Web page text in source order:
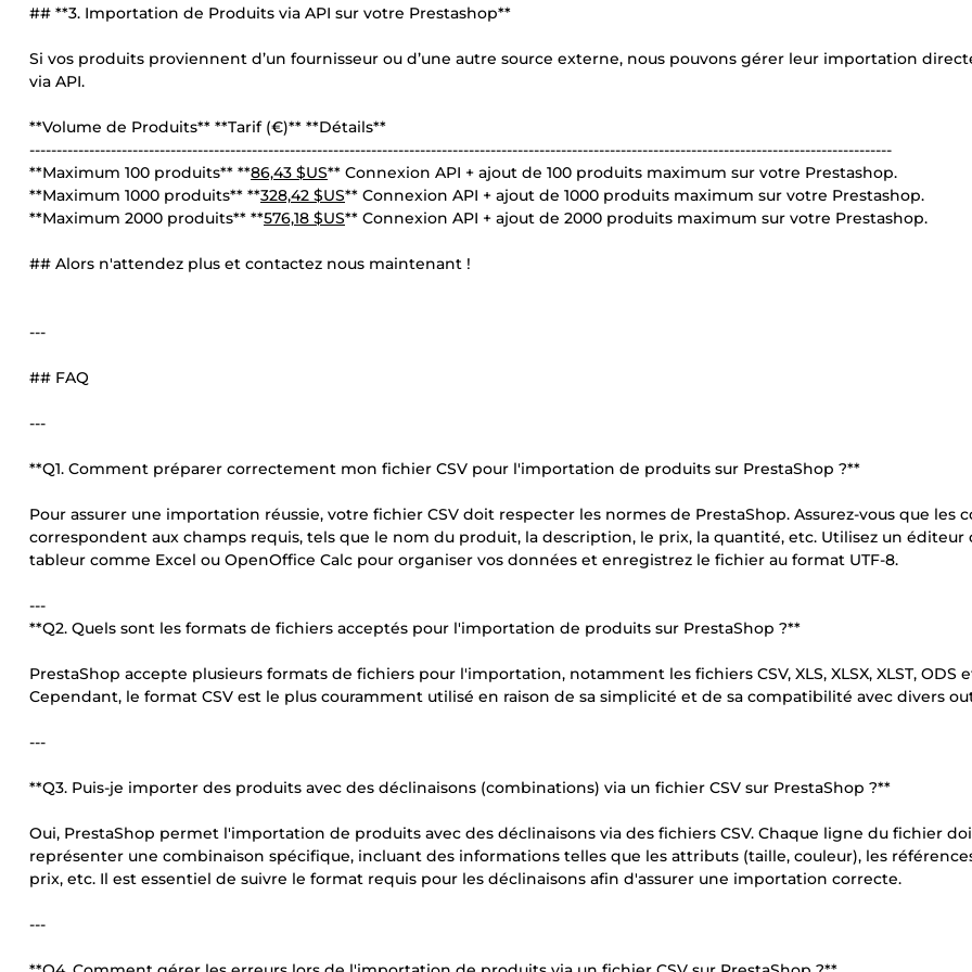
## **3. Importation de Produits via API sur votre Prestashop**
Si vos produits proviennent d’un fournisseur ou d’une autre source externe, nous pouvons gérer leur importation
via API.
**Volume de Produits** **Tarif (€)** **Détails**
---------------------------------------------------------------------------------------------------------------------------------------------------------------
**Maximum 100 produits** **86,43 $US** Connexion API + ajout de 100 produits maximum sur votre Prestashop.
**Maximum 1000 produits** **328,42 $US** Connexion API + ajout de 1000 produits maximum sur votre Prestashop.
**Maximum 2000 produits** **576,18 $US** Connexion API + ajout de 2000 produits maximum sur votre Prestashop.
## Alors n'attendez plus et contactez nous maintenant !
---
## FAQ
---
**Q1. Comment préparer correctement mon fichier CSV pour l'importation de produits sur PrestaShop ?**
Pour assurer une importation réussie, votre fichier CSV doit respecter les normes de PrestaShop. Assurez-vous que les
correspondent aux champs requis, tels que le nom du produit, la description, le prix, la quantité, etc. Utilisez un éditeur
tableur comme Excel ou OpenOffice Calc pour organiser vos données et enregistrez le fichier au format UTF-8.
---
**Q2. Quels sont les formats de fichiers acceptés pour l'importation de produits sur PrestaShop ?**
PrestaShop accepte plusieurs formats de fichiers pour l'importation, notamment les fichiers CSV, XLS, XLSX, XLST, ODS
Cependant, le format CSV est le plus couramment utilisé en raison de sa simplicité et de sa compatibilité avec divers
---
**Q3. Puis-je importer des produits avec des déclinaisons (combinations) via un fichier CSV sur PrestaShop ?**
Oui, PrestaShop permet l'importation de produits avec des déclinaisons via des fichiers CSV. Chaque ligne du fichier
représenter une combinaison spécifique, incluant des informations telles que les attributs (taille, couleur), les
prix, etc. Il est essentiel de suivre le format requis pour les déclinaisons afin d'assurer une importation correcte.
---